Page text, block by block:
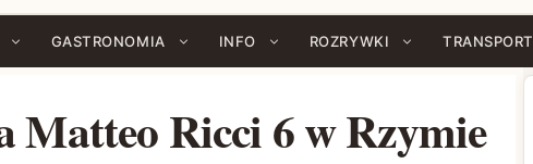
GASTRONOMIA INFO ROZRYWKI TRANSPORT
Matteo Ricci 6 w Rzymie